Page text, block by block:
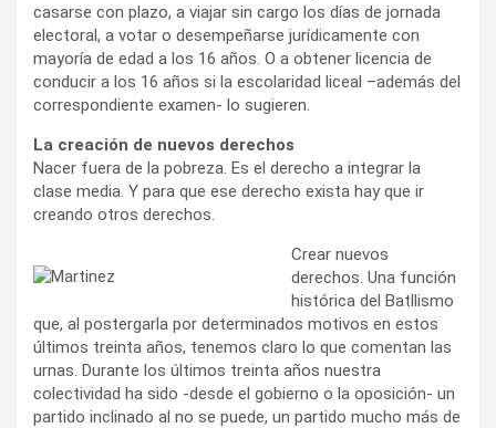
casarse con plazo, a viajar sin cargo los días de jornada
electoral, a votar o desempeñarse jurídicamente con
mayoría de edad a los 16 años. O a obtener licencia de
conducir a los 16 años si la escolaridad liceal –además del
correspondiente examen- lo sugieren.
La creación de nuevos derechos
Nacer fuera de la pobreza. Es el derecho a integrar la
clase media. Y para que ese derecho exista hay que ir
creando otros derechos.
Crear nuevos
derechos. Una función
histórica del Batllismo
que, al postergarla por determinados motivos en estos
últimos treinta años, tenemos claro lo que comentan las
urnas. Durante los últimos treinta años nuestra
colectividad ha sido -desde el gobierno o la oposición- un
partido inclinado al no se puede, un partido mucho más de